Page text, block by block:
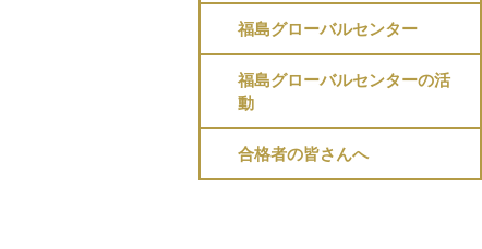
福島グローバルセンター
福島グローバルセンターの活
動
合格者の皆さんへ